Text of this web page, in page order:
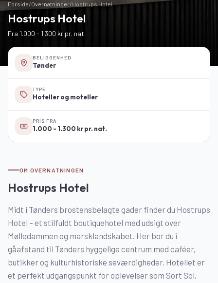
Forside/Overnatninger/Hostrups Hotel
Hostrups Hotel
Fra 1.000 - 1.300 kr pr. nat.
BELIGGENHED
Tønder
TYPE
Hoteller og moteller
PRIS FRA
1.000 - 1.300 kr pr. nat.
OM OVERNATNINGEN
Hostrups Hotel
Midt i Tønders brostensbelagte gader finder du Hostrups
Hotel – et stilfuldt boutiquehotel med udsigt over
Mølledammen og marsklandskabet. Her bor du i
gåafstand til Tønders hyggelige centrum med caféer,
butikker og kulturhistoriske seværdigheder. Hotellet er
et perfekt udgangspunkt for oplevelser som Sort Sol,